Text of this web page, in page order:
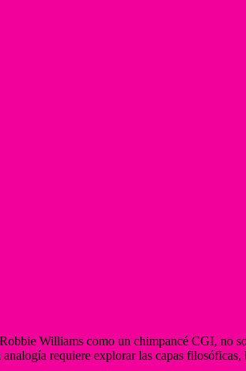
Williams como un chimpancé CGI, no
requiere explorar las capas